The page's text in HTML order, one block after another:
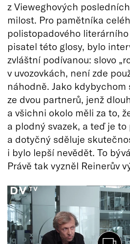
z Vieweghových
milost. Pro pamětníka
polistopadového
pisatel této glosy, bylo
zvláštní podívanou: slovo
v uvozovkách, není zde
náhodně. Jako kdybychom
ze dvou partnerů, jenž
a všichni okolo měli za to,
a plodný svazek, a teď je
a dotyčný sděluje
i bylo lepší nevědět. To
Právě tak vyzněl Reinerův